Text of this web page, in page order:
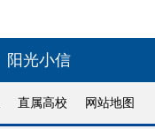
阳光小信
直属高校 网站地图